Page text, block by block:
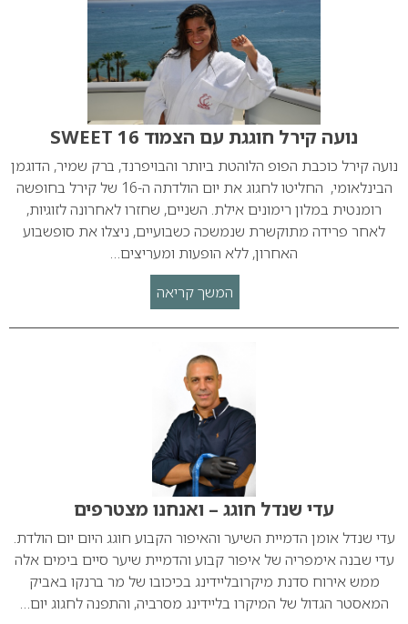
נועה קירל חוגגת עם הצמוד SWEET 16
נועה קירל כוכבת הפופ הלוהטת ביותר והבויפרנד, ברק שמיר, הדוגמן
הבינלאומי, החליטו לחגוג את יום הולדתה ה-16 של קירל בחופשה
רומנטית במלון רימונים אילת. השניים, שחזרו לאחרונה לזוגיות,
לאחר פרידה מתוקשרת שנמשכה כשבועיים, ניצלו את סופשבוע
האחרון, ללא הופעות ומעריצים…
המשך קריאה
עדי שנדל חוגג – ואנחנו מצטרפים
עדי שנדל אומן הדמיית השיער והאיפור הקבוע חוגג היום יום הולדת.
עדי שבנה אימפריה של איפור קבוע והדמיית שיער סיים בימים אלה
ממש אירוח סדנת מיקרובליידינג בכיכובו של מר ברנקו באביק
המאסטר הגדול של המיקרו בליידינג מסרביה, והתפנה לחגוג יום…